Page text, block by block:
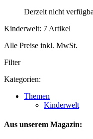
Derzeit nicht
Kinderwelt: 7 Artikel
Alle Preise inkl. MwSt.
Filter
Kategorien:
Themen
Kinderwelt
Aus unserem Magazin: